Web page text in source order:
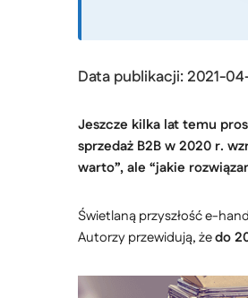
Data publikacji: 2021-
Jeszcze kilka lat temu
sprzedaż B2B w 2020 r.
warto”, ale “jakie
Świetlaną przyszłość e-
Autorzy przewidują, żedo